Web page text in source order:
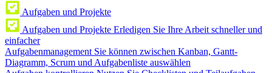
Aufgaben und Projekte
Aufgaben und Projekte Erledigen Sie Ihre Arbeit schneller und
einfacher
Aufgabenmanagement Sie können zwischen Kanban, Gantt-
Diagramm, Scrum und Aufgabenliste auswählen